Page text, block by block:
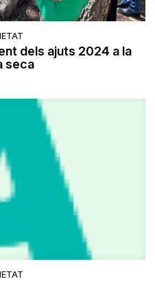
dels ajuts 2024 a la
seca